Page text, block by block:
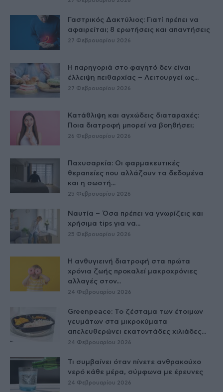
Γαστρικός Δακτύλιος: Γιατί πρέπει να
αφαιρείται; 8 ερωτήσεις και απαντήσεις
27 Φεβρουαρίου 2026
Η παρηγοριά στο φαγητό δεν είναι
έλλειψη πειθαρχίας – Λειτουργεί ως...
27 Φεβρουαρίου 2026
Κατάθλιψη και αγχώδεις διαταραχές:
Ποια διατροφή μπορεί να βοηθήσει;
26 Φεβρουαρίου 2026
Παχυσαρκία: Οι φαρμακευτικές
θεραπείες που αλλάζουν τα δεδομένα
και η σωστή...
25 Φεβρουαρίου 2026
Ναυτία – Όσα πρέπει να γνωρίζεις και
χρήσιμα tips για να...
25 Φεβρουαρίου 2026
Η ανθυγιεινή διατροφή στα πρώτα
χρόνια ζωής προκαλεί μακροχρόνιες
αλλαγές στον...
24 Φεβρουαρίου 2026
Greenpeace: Το ζέσταμα των έτοιμων
γευμάτων στα μικροκύματα
απελευθερώνει εκατοντάδες χιλιάδες...
24 Φεβρουαρίου 2026
Τι συμβαίνει όταν πίνετε ανθρακούχο
νερό κάθε μέρα, σύμφωνα με έρευνες
24 Φεβρουαρίου 2026